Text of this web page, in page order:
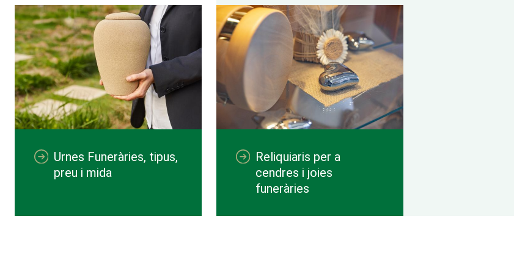
Urnes Funeràries, tipus,
preu i mida
Reliquiaris per a
cendres i joies
funeràries